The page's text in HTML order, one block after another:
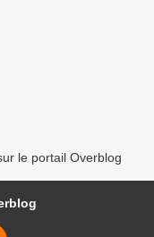
le portail Overblog